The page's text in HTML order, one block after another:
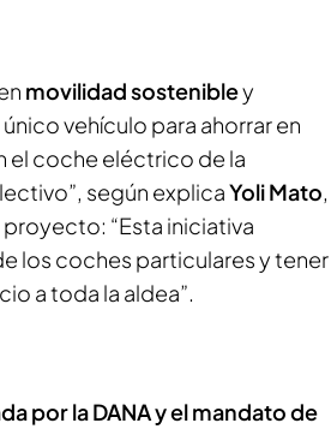
movilidad sostenibley
único vehículo para ahorrar en
el coche eléctrico de la
según explicaYoli Mato,
“Esta iniciativa
los coches particulares y tener
a toda la aldea”.
por la DANA y el mandato de